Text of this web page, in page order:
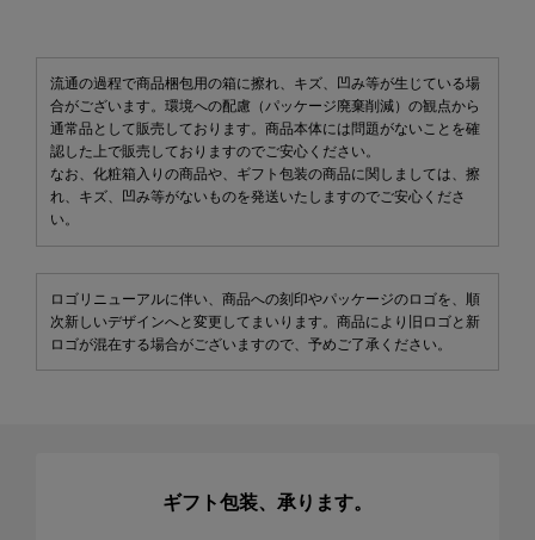
流通の過程で商品梱包用の箱に擦れ、キズ、凹み等が生じている場
合がございます。環境への配慮（パッケージ廃棄削減）の観点から
通常品として販売しております。商品本体には問題がないことを確
認した上で販売しておりますのでご安心ください。
なお、化粧箱入りの商品や、ギフト包装の商品に関しましては、擦
れ、キズ、凹み等がないものを発送いたしますのでご安心くださ
い。
ロゴリニューアルに伴い、商品への刻印やパッケージのロゴを、順
次新しいデザインへと変更してまいります。商品により旧ロゴと新
ロゴが混在する場合がございますので、予めご了承ください。
ギフト包装、承ります。